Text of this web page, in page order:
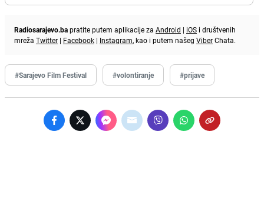
Radiosarajevo.bapratite putem aplikacije za Android | iOS i društvenih
mreža Twitter | Facebook | Instagram, kao i putem našeg ViberChata.
#Sarajevo Film Festival #volontiranje #prijave